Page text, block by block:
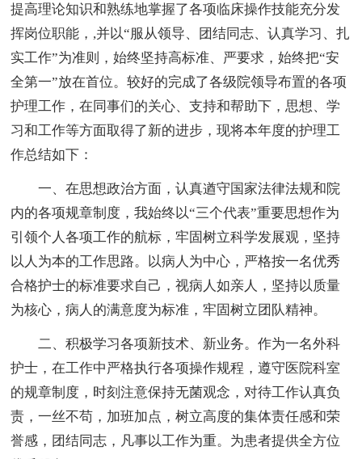
提高理论知识和熟练地掌握了各项临床操作技能充分发
挥岗位职能，,并以“服从领导、团结同志、认真学习、扎
实工作”为准则，始终坚持高标准、严要求，始终把“安
全第一”放在首位。较好的完成了各级院领导布置的各项
护理工作，在同事们的关心、支持和帮助下，思想、学
习和工作等方面取得了新的进步，现将本年度的护理工
作总结如下：
一、在思想政治方面，认真遒守国家法律法规和院
内的各项规章制度，我始终以“三个代表”重要思想作为
引领个人各项工作的航标，牢固树立科学发展观，坚持
以人为本的工作思路。以病人为中心，严格按一名优秀
合格护士的标准要求自己，视病人如亲人，坚持以质量
为核心，病人的满意度为标准，牢固树立团队精神。
二、积极学习各项新技术、新业务。作为一名外科
护士，在工作中严格执行各项操作规程，遵守医院科室
的规章制度，时刻注意保持无菌观念，对待工作认真负
责，一丝不苟，加班加点，树立高度的集体责任感和荣
誉感，团结同志，凡事以工作为重。为患者提供全方位